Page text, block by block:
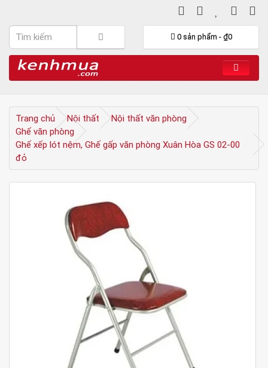
0 sản phẩm - ₫0
Trang chủ Nội thất
Nội thất văn phòng
Ghế văn phòng
Ghế xếp lót nệm, Ghế gấp văn phòng Xuân Hòa GS 02-00
đỏ